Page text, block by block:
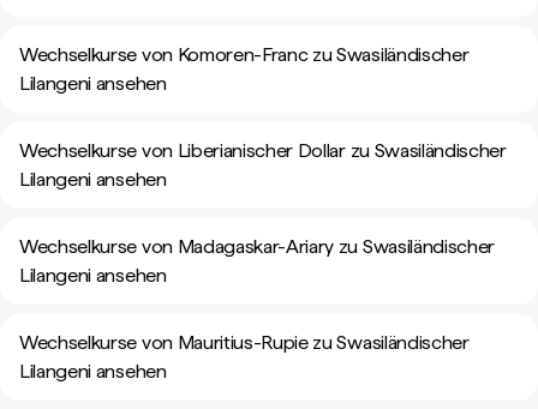
Wechselkurse von Komoren-Franc zu Swasiländischer
Lilangeni ansehen
Wechselkurse von Liberianischer Dollar zu Swasiländischer
Lilangeni ansehen
Wechselkurse von Madagaskar-Ariary zu Swasiländischer
Lilangeni ansehen
Wechselkurse von Mauritius-Rupie zu Swasiländischer
Lilangeni ansehen